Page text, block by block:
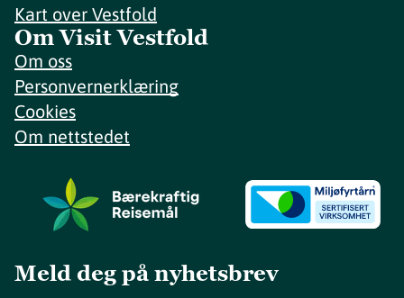
Kart over Vestfold
Om Visit Vestfold
Om oss
Personvernerklæring
Cookies
Om nettstedet
Meld deg på nyhetsbrev